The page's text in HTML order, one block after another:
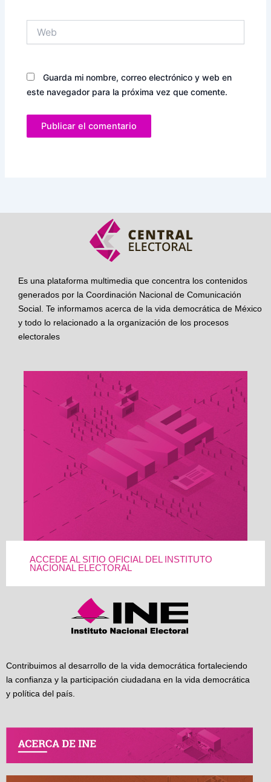
Guarda mi nombre, correo electrónico y web en
este navegador para la próxima vez que comente.
Es una plataforma multimedia que concentra los contenidos
generados por la Coordinación Nacional de Comunicación
Social. Te informamos acerca de la vida democrática de México
y todo lo relacionado a la organización de los procesos
electorales
ACCEDE AL SITIO OFICIAL DEL INSTITUTO
NACIONAL ELECTORAL
Contribuimos al desarrollo de la vida democrática fortaleciendo
la confianza y la participación ciudadana en la vida democrática
y política del país.